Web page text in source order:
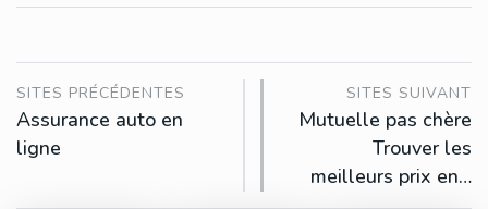
SITES PRÉCÉDENTES
Assurance auto en
ligne
SITES SUIVANT
Mutuelle pas chère
Trouver les
meilleurs prix en…